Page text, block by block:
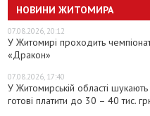
НОВИНИ ЖИТОМИРА
07.08.2026, 20:12
У Житомирі проходить
«Дракон»
07.08.2026, 17:40
У Житомирській області
готові платити до 30 – 40 тис.